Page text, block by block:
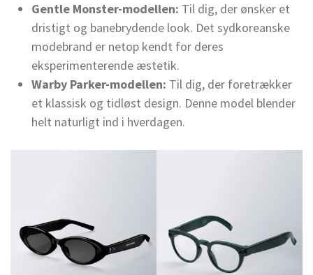
Gentle Monster-modellen: Til dig, der ønsker et
dristigt og banebrydende look. Det sydkoreanske
modebrand er netop kendt for deres
eksperimenterende æstetik.
Warby Parker-modellen: Til dig, der foretrækker
et klassisk og tidløst design. Denne model blender
helt naturligt ind i hverdagen.